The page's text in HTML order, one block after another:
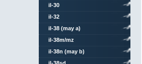
il-30
il-32
il-38 (may a)
il-38m/mz
il-38n (may b)